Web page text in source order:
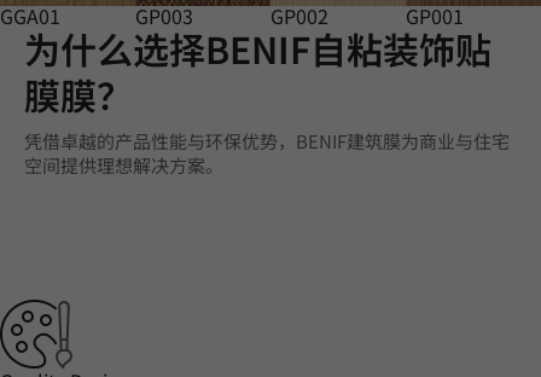
GGA01 GP003 GP002 GP001
为什么选择BENIF自粘装饰贴
膜膜？
凭借卓越的产品性能与环保优势，BENIF建筑膜为商业与住宅
空间提供理想解决方案。